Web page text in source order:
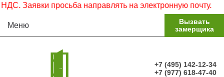
просьба направлять на электронную почту.
Меню
Вызвать
замерщика
+7 (495) 142-12-34
+7 (977) 618-47-40